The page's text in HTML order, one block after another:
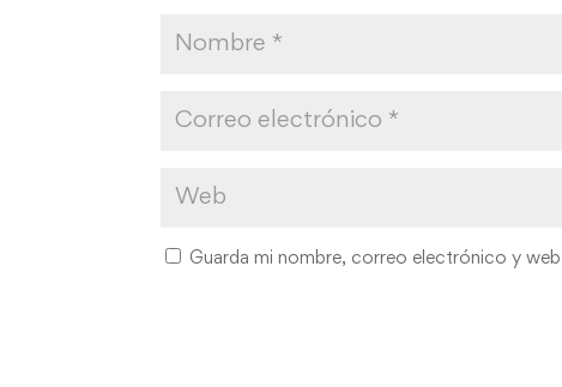
Guarda mi nombre, correo electrónico y